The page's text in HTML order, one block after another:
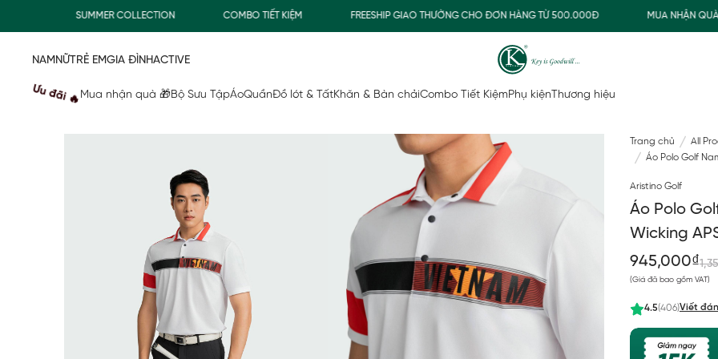
SUMMER COLLECTION COMBO TIẾT KIỆM FREESHIP GIAO THƯỜNG CHO ĐƠN HÀNG TỪ 500.000Đ MUA NHẬN QUÀ
NAMNỮTRẺ EMGIA ĐÌNHACTIVE
Ưu đãi 🔥 Mua nhận quà 🎁Bộ Sưu TậpÁoQuầnĐồ lót & TấtKhăn & Bàn chảiCombo Tiết KiệmPhụ kiện Thương hiệu
Trang chủ
All
Áo Polo Golf
Aristino Golf
Áo Polo
Wicking
945,000₫
(Giá đã bao gồm VAT)
4.5(406)Viết